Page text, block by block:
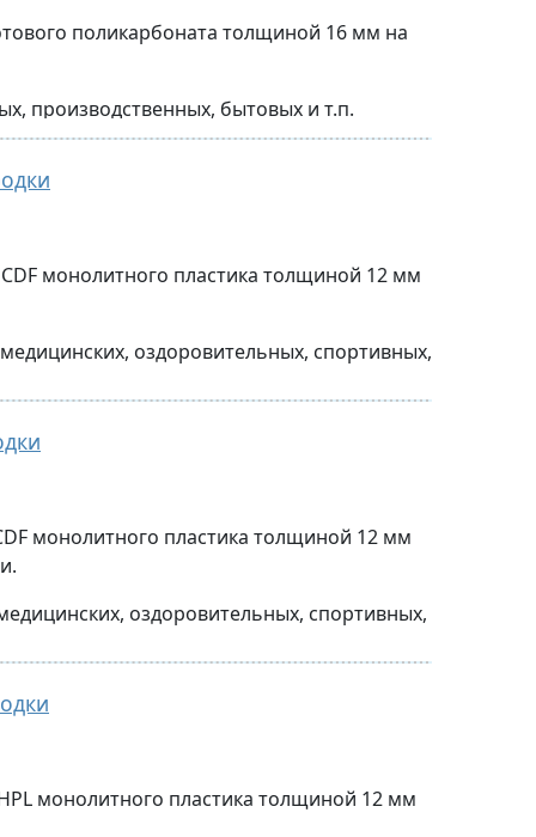
производителя
по индивидуальному проекту.
фиксаторы)
поликарбоната толщиной 16 мм на
производственных, бытовых и т.п.
полностью влагостойких
монолитного пластика толщиной 12 мм
оздоровительных, спортивных,
полностью влагостойких
с соответствующими элементами
монолитного пластика толщиной 12 мм
оздоровительных, спортивных,
полностью влагостойких
монолитного пластика толщиной 12 мм